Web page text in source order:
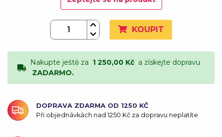
KOUPIT
Nakupte ještě za 1 250,00 Kč a získejte dopravu
ZADARMO.
DOPRAVA ZDARMA OD 1250 KČ
Při objednávkách nad 1250 Kč za dopravu neplatíte